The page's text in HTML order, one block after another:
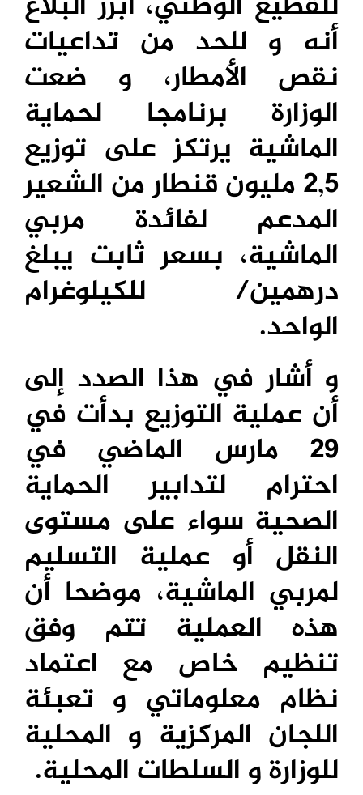
أنه و للحد من تداعيات
نقص الأمطار، و ضعت
الوزارة برنامجا لحماية
الماشية يرتكز على توزيع
2,5 مليون قنطار من الشعير
المدعم لفائدة مربي
الماشية، بسعر ثابت يبلغ
درهمين/ للكيلوغرام
الواحد.
و أشار في هذا الصدد إلى
أن عملية التوزيع بدأت في
29 مارس الماضي في
احترام لتدابير الحماية
الصحية سواء على مستوى
النقل أو عملية التسليم
لمربي الماشية، موضحا أن
هذه العملية تتم وفق
تنظيم خاص مع اعتماد
نظام معلوماتي و تعبئة
اللجان المركزية و المحلية
للوزارة و السلطات المحلية.